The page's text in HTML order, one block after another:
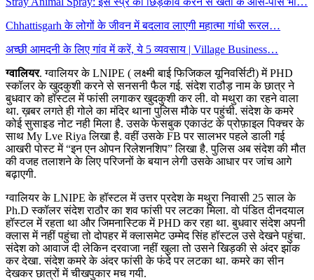
Chhattisgarh के लोगों के जीवन में बदलाव लाएगी महात्मा गांधी रूरल…
अच्छी आमदनी के लिए गांव में करें, ये 5 व्यवसाय | Village Business…
ग्वालियर. ग्वालियर के LNIPE ( लक्ष्मी बाई फिजिकल यूनिवर्सिटी) में PHD
स्कॉलर के खुदकुशी करने से सनसनी फैल गई. संदेश राठौड़ नाम के छात्र ने
बुधवार को हॉस्टल में फांसी लगाकर खुदकुशी कर ली. वो मथुरा का रहने वाला
था. ख़बर लगते ही गोले का मंदिर थाना पुलिस मौके पर पहुंची. संदेश के कमरे
कोई सुसाइड नोट नही मिला है. उसके फेसबुक एकाउंट के प्रोफ़ाइल पिक्चर के
साथ My Lve Riya लिखा है. वहीं उसके FB पर सालभर पहले डाली गई
आखरी पोस्ट में “इन एन ओपन रिलेशनशिप” लिखा है. पुलिस अब संदेश की मौत
की वजह तलाशने के लिए परिजनों के बयान लेगी उसके आधार पर जांच आगे
बढ़ाएगी.
ग्वालियर के LNIPE के हॉस्टल में उत्तर प्रदेश के मथुरा निवासी 25 साल के
Ph.D स्कॉलर संदेश राठौर का शव फांसी पर लटका मिला. वो पंडित दीनदयाल
हॉस्टल में रहता था और जिमनास्टिक में PHD कर रहा था. बुधवार संदेश अपनी
क्लास में नहीं पहुंचा तो दोपहर में क्लासमेट उम्मेद सिंह हॉस्टल उसे देखने पहुंचा.
संदेश को आवाज दी लेकिन दरवाजा नहीं खुला तो उसने खिड़की से अंदर झांक
कर देखा. संदेश कमरे के अंदर फांसी के फंदे पर लटका था. कमरे का सीन
देखकर छात्रों में चीखपुकार मच गयी.